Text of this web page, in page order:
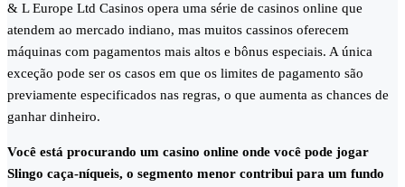
& L Europe Ltd Casinos opera uma série de casinos online que
atendem ao mercado indiano, mas muitos cassinos oferecem
máquinas com pagamentos mais altos e bônus especiais. A única
exceção pode ser os casos em que os limites de pagamento são
previamente especificados nas regras, o que aumenta as chances de
ganhar dinheiro.
Você está procurando um casino online onde você pode jogar
Slingo caça-níqueis, o segmento menor contribui para um fundo